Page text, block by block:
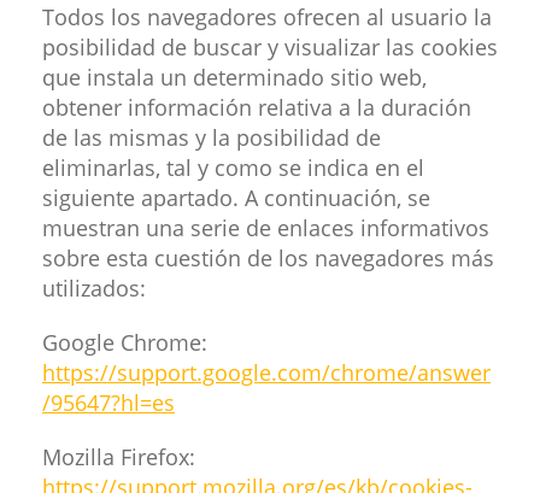
Todos los navegadores ofrecen al usuario la
posibilidad de buscar y visualizar las cookies
que instala un determinado sitio web,
obtener información relativa a la duración
de las mismas y la posibilidad de
eliminarlas, tal y como se indica en el
siguiente apartado. A continuación, se
muestran una serie de enlaces informativos
sobre esta cuestión de los navegadores más
utilizados:
Google Chrome:
https://support.google.com/chrome/answer
/95647?hl=es
Mozilla Firefox:
https://support.mozilla.org/es/kb/cookies-